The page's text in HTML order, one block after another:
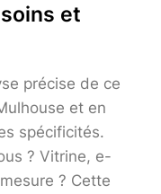
et
précise de ce
et en
spécificités.
? Vitrine, e-
? Cette